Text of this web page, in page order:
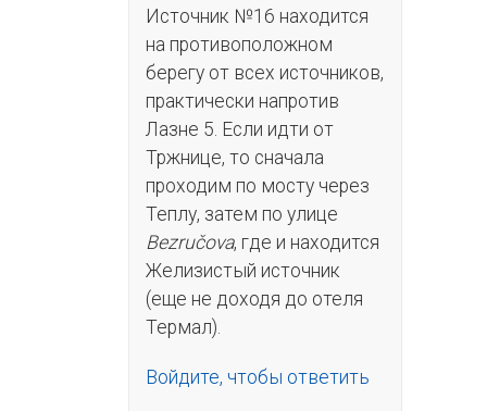
Источник №16 находится
на противоположном
берегу от всех источников,
практически напротив
Лазне 5. Если идти от
Тржнице, то сначала
проходим по мосту через
Теплу, затем по улице
Bezručova, где и находится
Желизистый источник
(еще не доходя до отеля
Термал).
Войдите, чтобы ответить